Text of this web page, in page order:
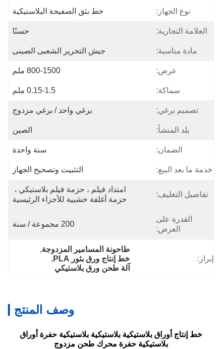
نوع الجهاز: خط بثق الصفيحة البلاستيكية
العلامة التجارية: حسنًا
مادة مناسبة: جيش التحرير الشعبى الصينى
عرض: 800-1500 ملم
سماكة: 0.15-1.5 ملم
تصميم برغي: برغي واحد / برغي مزدوج
بلد المنشأ: الصين
الضمان: سنة واحدة
خدمة ما بعد البيع: التثبيت وتصحيح الجهاز
تفاصيل التغليف:
امتداد فيلم ، حزمة فيلم بلاستيكي ،
حزمة أغلفة خشبية للأجزاء الرئيسية
القدرة على
العرض:
200 مجموعة / سنة
إبراز:
طاحونة المسامير المزدوجة,
خط إنتاج ورق بثور PLA
,
آلة طحن ورق بلاستيكي
وصف المنتج
خط إنتاج أوراق بلاستيكية بلاستيكية بلاستيكية حفرة أوراق
بلاستيكية حفرة محرك طحن مزدوج